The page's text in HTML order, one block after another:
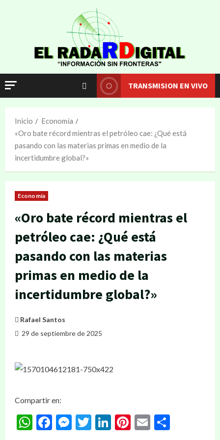
TRANSMISION EN VIVO
Inicio
Economía
«Oro bate récord mientras el petróleo cae: ¿Qué está
pasando con las materias primas en medio de la
incertidumbre global?»
Economía
«Oro bate récord mientras el
petróleo cae: ¿Qué está
pasando con las materias
primas en medio de la
incertidumbre global?»
Rafael Santos
29 de septiembre de 2025
Compartir en:
WhatsApp
Facebook
Messenger
Twitter
LinkedIn
Pinterest
Email